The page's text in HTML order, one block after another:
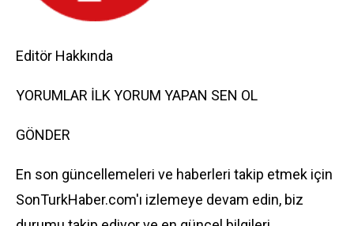
Editör Hakkında
YORUMLAR İLK YORUM YAPAN SEN OL
GÖNDER
En son güncellemeleri ve haberleri takip etmek için
SonTurkHaber.com'ı izlemeye devam edin, biz